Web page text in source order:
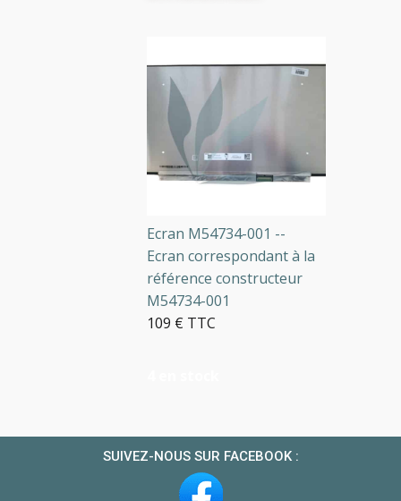
Ecran M54734-001 --
Ecran correspondant à la
référence constructeur
M54734-001
109 € TTC
SUIVEZ-NOUS SUR FACEBOOK :